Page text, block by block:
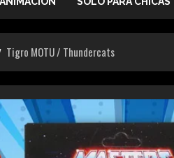
Tigro MOTU / Thundercats